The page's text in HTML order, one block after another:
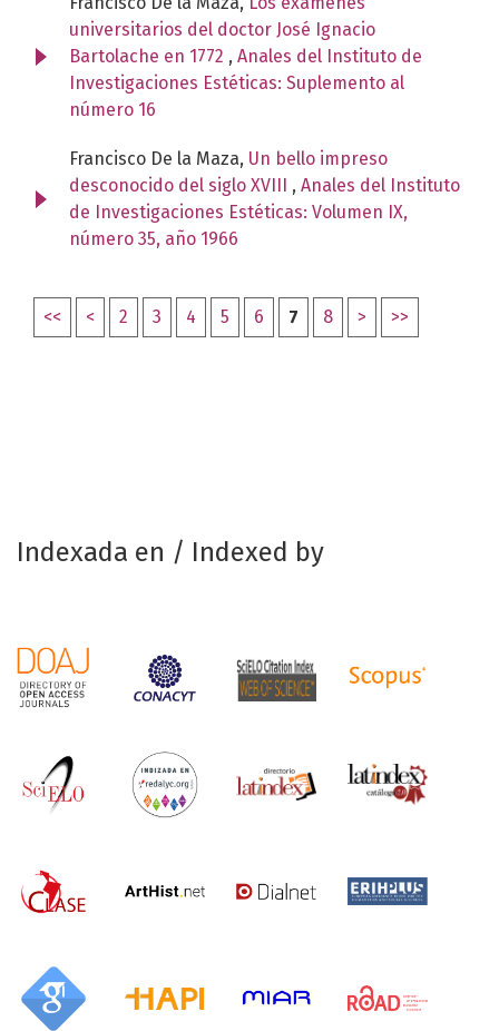
universitarios del doctor José Ignacio
Bartolache en 1772 , Anales del Instituto de
Investigaciones Estéticas: Suplemento al
número 16
Francisco De la Maza, Un bello impreso
desconocido del siglo XVIII , Anales del Instituto
de Investigaciones Estéticas: Volumen IX,
número 35, año 1966
<< < 2 3 4 5 6 7 8 > >>
Indexada en / Indexed by